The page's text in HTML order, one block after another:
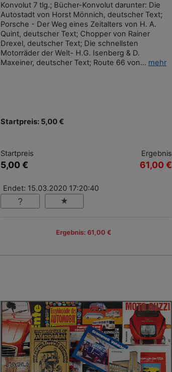
Konvolut 7 tlg.; Bücher-Konvolut darunter: Die
Autostadt von Horst Mönnich, deutscher Text;
Porsche - Der Weg eines Zeitalters von H. A.
Quint, deutscher Text; Chopper von Rainer
Drexel, deutscher Text; Die schnellsten
Motorräder der Welt- H.G. Isenberg & D.
Maxeiner, deutscher Text; Route 66 von... mehr
Startpreis: 5,00 €
Startpreis
5,00 €
Ergebnis
61,00 €
Endet: 15.03.2020 17:20:40
Ergebnis: 61,00 €